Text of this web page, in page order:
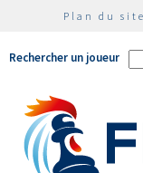
Plan du site
Rechercher un joueur